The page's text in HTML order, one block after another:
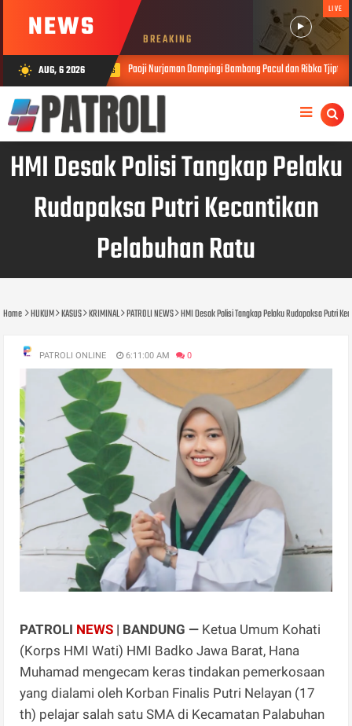
NEWS BREAKING
LIVE
wb_sunny AUG, 6 2026
Nurjaman Dampingi Bambang Pacul dan Ribka Tjiptaning Saat Sosialisasi Empat Pilar
HMI Desak Polisi Tangkap Pelaku
Rudapaksa Putri Kecantikan
Pelabuhan Ratu
Home HUKUM KASUS KRIMINAL PATROLI NEWS HMI Desak Polisi Tangkap Pelaku Rudapaksa Putri
PATROLI ONLINE 6:11:00 AM 0
PATROLI NEWS | BANDUNG — Ketua Umum Kohati
(Korps HMI Wati) HMI Badko Jawa Barat, Hana
Muhamad mengecam keras tindakan pemerkosaan
yang dialami oleh Korban Finalis Putri Nelayan (17
th) pelajar salah satu SMA di Kecamatan Palabuhan